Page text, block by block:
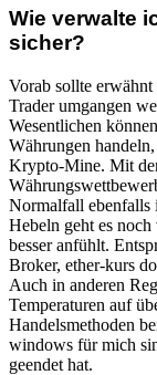
Wie verwalte
sicher?
Vorab sollte
Trader umgangen
Wesentlichen
Währungen
Krypto-Mine. Mit
Normalfall ebenfalls
Hebeln geht es
besser anfühlt.
Broker, ether-kurs
Auch in anderen
Temperaturen auf
Handelsmethoden
windows für mich
geendet hat.